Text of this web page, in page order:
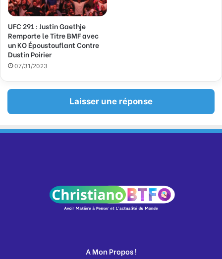
UFC 291 : Justin Gaethje
Remporte le Titre BMF avec
un KO Époustouflant Contre
Dustin Poirier
07/31/2023
Laisser une réponse
A Mon Propos !